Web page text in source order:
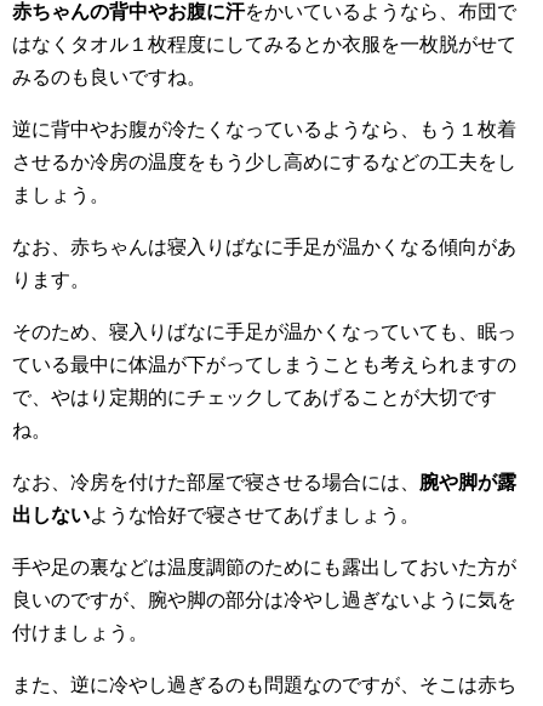
赤ちゃんの背中やお腹に汗をかいているようなら、布団で
はなくタオル１枚程度にしてみるとか衣服を一枚脱がせて
みるのも良いですね。
逆に背中やお腹が冷たくなっているようなら、もう１枚着
させるか冷房の温度をもう少し高めにするなどの工夫をし
ましょう。
なお、赤ちゃんは寝入りばなに手足が温かくなる傾向があ
ります。
そのため、寝入りばなに手足が温かくなっていても、眠っ
ている最中に体温が下がってしまうことも考えられますの
で、やはり定期的にチェックしてあげることが大切です
ね。
なお、冷房を付けた部屋で寝させる場合には、 腕や脚が露
出しないような恰好で寝させてあげましょう。
手や足の裏などは温度調節のためにも露出しておいた方が
良いのですが、腕や脚の部分は冷やし過ぎないように気を
付けましょう。
また、逆に冷やし過ぎるのも問題なのですが、そこは赤ち